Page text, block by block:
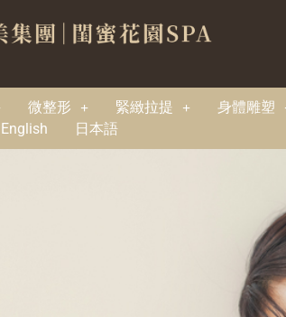
微整形 緊緻拉提 身體雕塑
English
日本語